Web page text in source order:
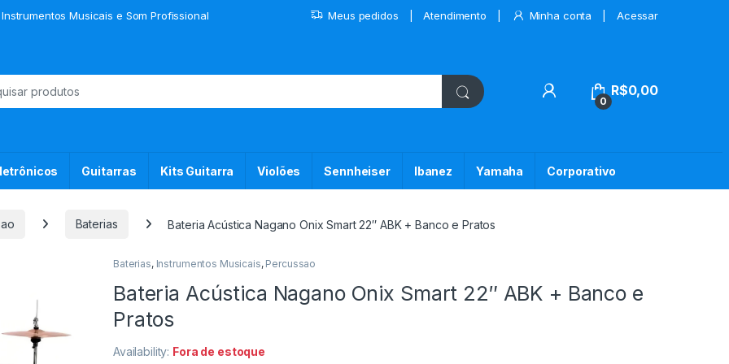
Musicais e Som Profissional Meus pedidos Atendimento Minha conta Acessar
My Account
0
R$0,00
Guitarras Kits Guitarra Violões Sennheiser Ibanez Yamaha Corporativo
Baterias Bateria Acústica Nagano Onix Smart 22″ ABK + Banco e Pratos
Baterias, Instrumentos Musicais, Percussao
Bateria Acústica Nagano Onix Smart 22″ ABK + Banco e
Pratos
Availability: Fora de estoque